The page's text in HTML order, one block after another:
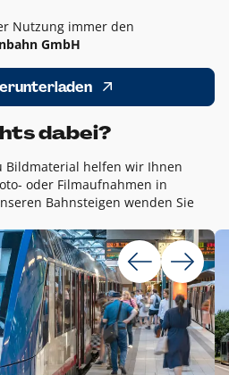
Nutzung immer den
GmbH
dabei?
Bildmaterial helfen wir Ihnen
oder Filmaufnahmen in
Bahnsteigen wenden Sie